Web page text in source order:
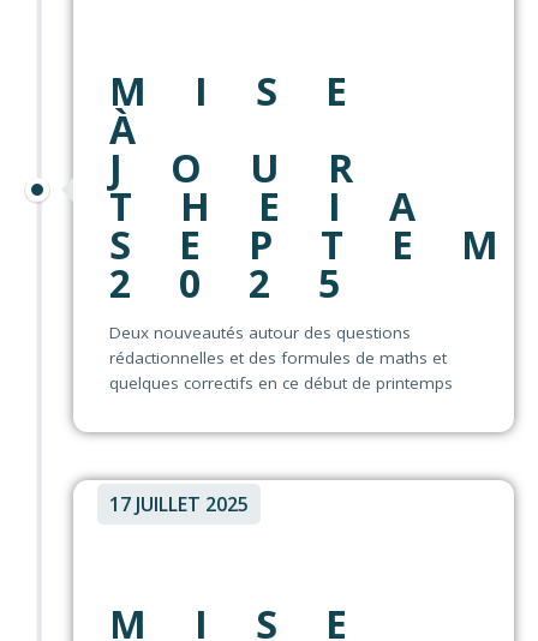
MISE
À
JOUR
THEIA
2025
Deux nouveautés autour des questions
rédactionnelles et des formules de maths et
quelques correctifs en ce début de printemps
17 JUILLET 2025
MISE